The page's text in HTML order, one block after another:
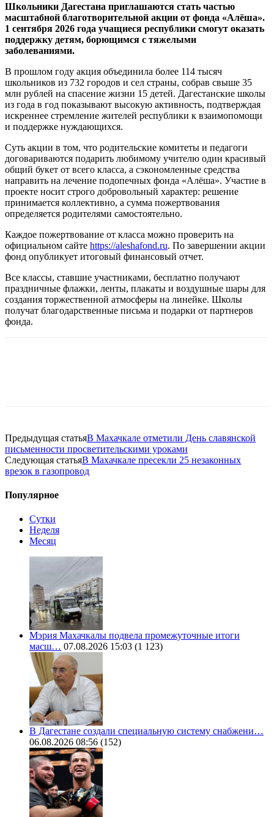
Школьники Дагестана приглашаются стать частью
масштабной благотворительной акции от фонда «Алёша».
1 сентября 2026 года учащиеся республики смогут оказать
поддержку детям, борющимся с тяжелыми
заболеваниями.
В прошлом году акция объединила более 114 тысяч
школьников из 732 городов и сел страны, собрав свыше 35
млн рублей на спасение жизни 15 детей. Дагестанские школы
из года в год показывают высокую активность, подтверждая
искреннее стремление жителей республики к взаимопомощи
и поддержке нуждающихся.
Суть акции в том, что родительские комитеты и педагоги
договариваются подарить любимому учителю один красивый
общий букет от всего класса, а сэкономленные средства
направить на лечение подопечных фонда «Алёша». Участие в
проекте носит строго добровольный характер: решение
принимается коллективно, а сумма пожертвования
определяется родителями самостоятельно.
Каждое пожертвование от класса можно проверить на
официальном сайте https://aleshafond.ru. По завершении акции
фонд опубликует итоговый финансовый отчет.
Все классы, ставшие участниками, бесплатно получают
праздничные флажки, ленты, плакаты и воздушные шары для
создания торжественной атмосферы на линейке. Школы
получат благодарственные письма и подарки от партнеров
фонда.
Предыдущая статьяВ Махачкале отметили День славянской
письменности просветительскими уроками
Следующая статьяВ Махачкале пресекли 25 незаконных
врезок в газопровод
Популярное
Сутки
Неделя
Месяц
Мэрия Махачкалы подвела промежуточные итоги
масш… 07.08.2026 15:03 (1 123)
В Дагестане создали специальную систему снабжени…
06.08.2026 08:56 (152)